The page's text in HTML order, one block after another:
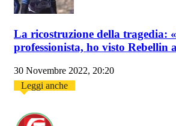
La ricostruzione della tragedia:
professionista, ho visto Rebellin
30 Novembre 2022, 20:20
Leggi anche